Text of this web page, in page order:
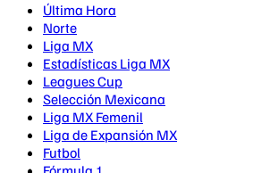
Última Hora
Norte
Liga MX
Estadísticas Liga MX
Leagues Cup
Selección Mexicana
Liga MX Femenil
Liga de Expansión MX
Futbol